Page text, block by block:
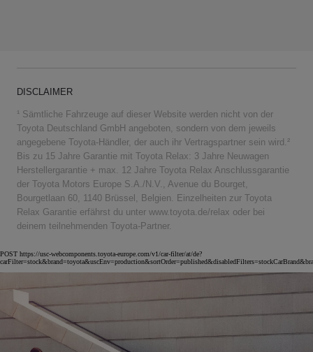
DISCLAIMER
¹ Sämtliche Fahrzeuge auf dieser Website werden nicht von der
Toyota Deutschland GmbH angeboten, sondern von dem jeweils
angegebene Toyota-Händler, der auch ihr Vertragspartner sein wird.²
Bis zu 15 Jahre Garantie mit Toyota Relax: 3 Jahre Neuwagen
Herstellergarantie + max. 12 Jahre Toyota Relax Anschlussgarantie
der Toyota Motors Europe S.A./N.V., Avenue du Bourget,
Bourgetlaan 60, 1140 Brüssel, Belgien. Einzelheiten zur Toyota
Relax Garantie erfährst du unter www.toyota.de/relax oder bei
deinem teilnehmenden Toyota-Partner.
POST https://usc-webcomponents.toyota-europe.com/v1/car-filter/at/de?